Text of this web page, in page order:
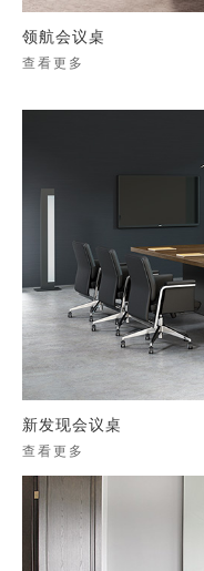
领航会议桌
查看更多
新发现会议桌
查看更多